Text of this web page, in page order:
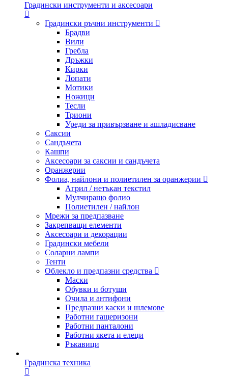
Градински инструменти и аксесоари
Градински ръчни инструменти
Брадви
Вили
Гребла
Дръжки
Кирки
Лопати
Мотики
Ножици
Тесли
Триони
Уреди за привързване и ашладисване
Саксии
Сандъчета
Кашпи
Аксесоари за саксии и сандъчета
Оранжерии
Фолиа, найлони и полиетилен за оранжерии
Агрил / нетъкан текстил
Мулчиращо фолио
Полиетилен / найлон
Мрежи за предпазване
Закрепващи елементи
Аксесоари и декорации
Градински мебели
Соларни лампи
Тенти
Облекло и предпазни средства
Маски
Обувки и ботуши
Очила и антифони
Предпазни каски и шлемове
Работни гащеризони
Работни панталони
Работни якета и елеци
Ръкавици
Градинска техника